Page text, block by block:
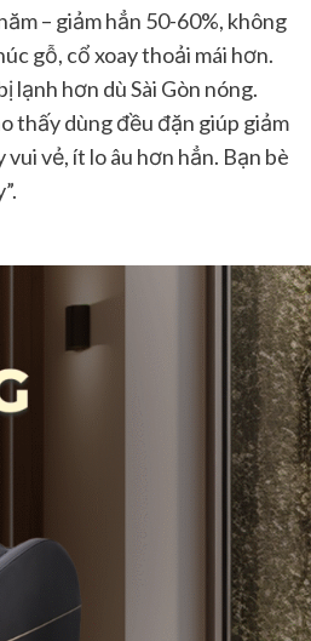
– giảm hẳn 50-60%, không
gỗ, cổ xoay thoải mái hơn.
lạnh hơn dù Sài Gòn nóng.
thấy dùng đều đặn giúp giảm
vẻ, ít lo âu hơn hẳn. Bạn bè